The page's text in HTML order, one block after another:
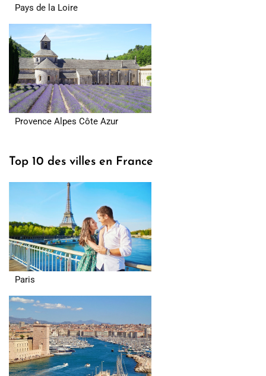
Pays de la Loire
Provence Alpes Côte Azur
Top 10 des villes en France
Paris